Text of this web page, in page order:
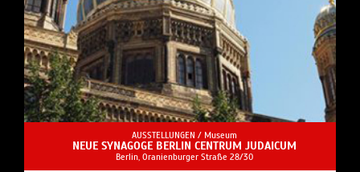
AUSSTELLUNGEN / Museum
NEUE SYNAGOGE BERLIN CENTRUM JUDAICUM
Berlin, Oranienburger Straße 28/30